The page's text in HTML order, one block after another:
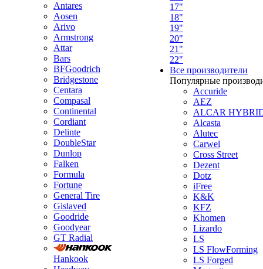
Antares
Aosen
Arivo
Armstrong
Attar
Bars
BFGoodrich
Bridgestone
Centara
Compasal
Continental
Cordiant
Delinte
DoubleStar
Dunlop
Falken
Formula
Fortune
General Tire
Gislaved
Goodride
Goodyear
GT Radial
Hankook
17"
18"
19"
20"
21"
22"
Все производители
Популярные
Accuride
AEZ
ALCAR
Alcasta
Alutec
Carwel
Cross Street
Dezent
Dotz
iFree
K&K
KFZ
Khomen
Lizardo
LS
LS FlowForming
LS Forged